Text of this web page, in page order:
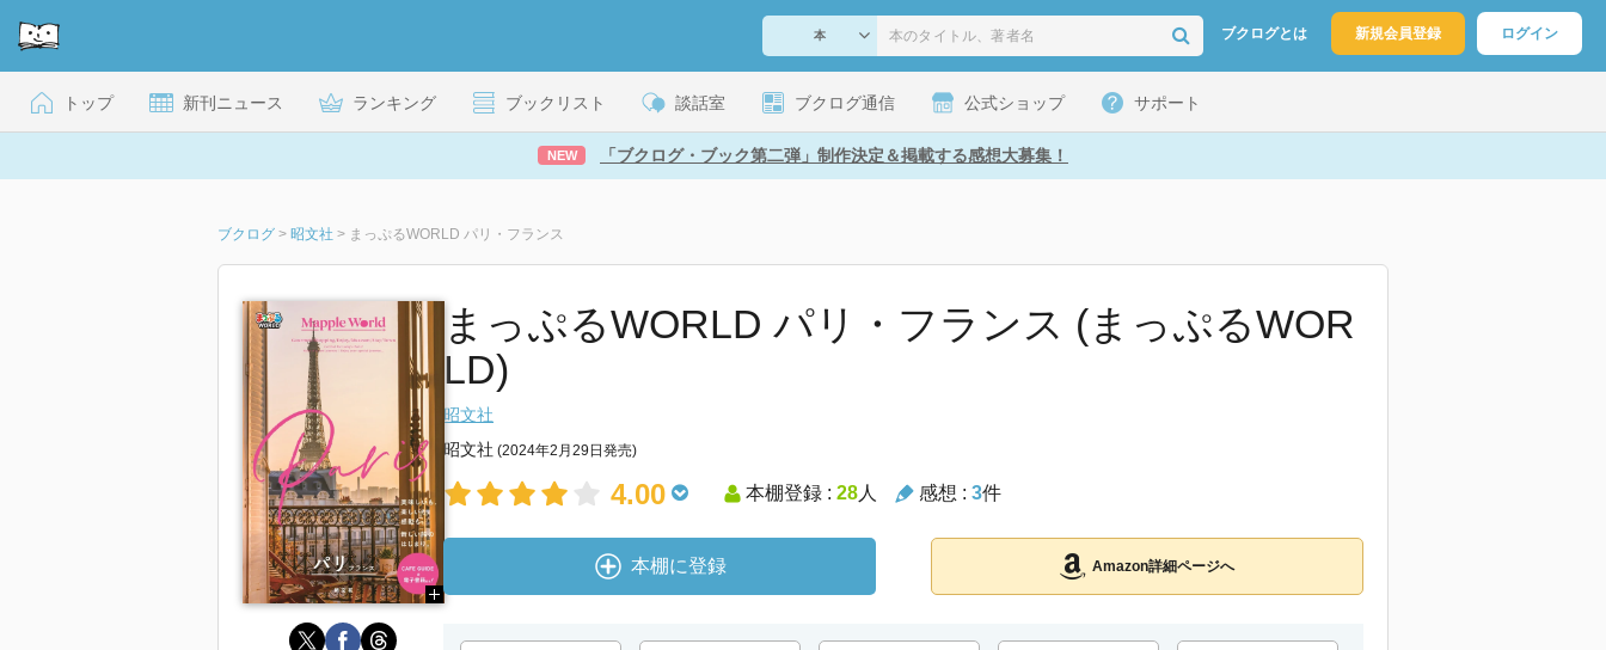
ブクログとは 新規会員登録 ログイン
トップ 新刊ニュース ランキング ブックリスト 談話室 ブクログ通信 公式ショップ サポート
NEW 「ブクログ・ブック第二弾」制作決定＆掲載する感想大募集！
ブクログ > 昭文社 > まっぷるWORLD パリ・フランス
まっぷるWORLD パリ・フランス (まっぷるWOR
LD)
昭文社
昭文社 (2024年2月29日発売)
4.00 本棚登録 : 28人 感想 : 3件
本棚に登録 Amazon詳細ページへ